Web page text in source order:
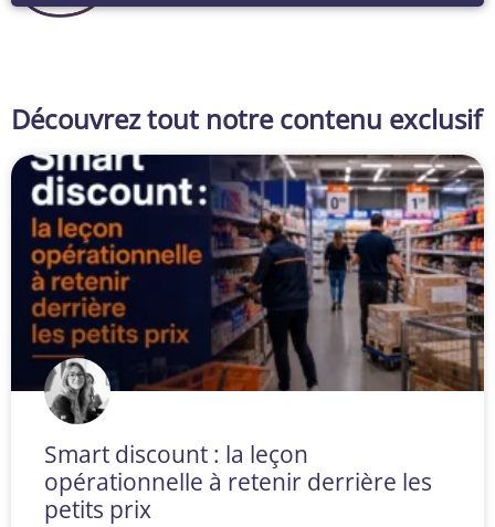
Découvrez tout notre contenu exclusif
Smart discount : la leçon
opérationnelle à retenir derrière les
petits prix